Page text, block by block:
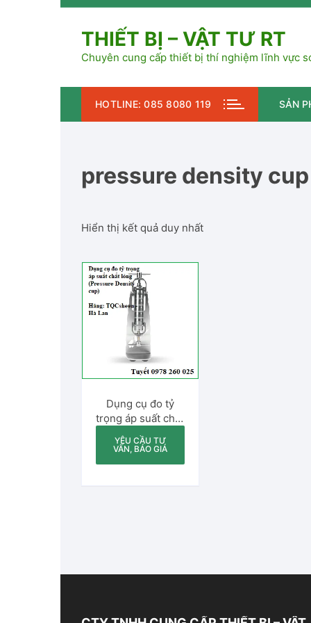
Chuyển
dung
THIẾT BỊ – VẬT TƯ RT
Chuyên cung cấp thiết bị thí nghiệm lĩnh vực
HOTLINE: 085 8080 119 SẢN
Tỉ
pressure density
Hiển thị kết quả duy nhất
Dụng cụ đo tỷ
trọng áp suất chất
lỏng VF2095
(Pressure
Density cup)
YÊU CẦU TƯ
VẤN, BÁO GIÁ